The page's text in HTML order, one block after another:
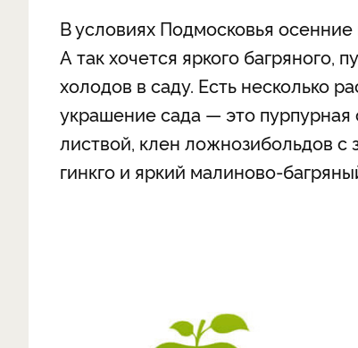
В условиях Подмосковья
А так хочется яркого багряного,
холодов в саду. Есть несколько
украшение сада — это
листвой, клен ложнозибольдов
гинкго и яркий малиново-